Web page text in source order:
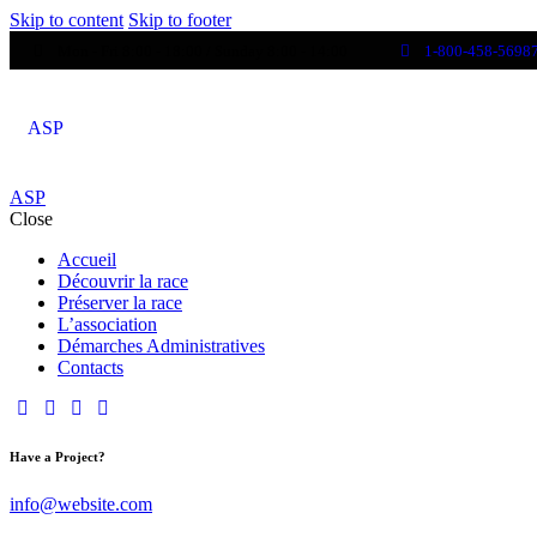
Skip to content Skip to footer
1-800-458-56987
ASP
ASP
Close
Accueil
Découvrir la race
Préserver la race
L’association
Démarches Administratives
Contacts
Have a Project?
info@website.com